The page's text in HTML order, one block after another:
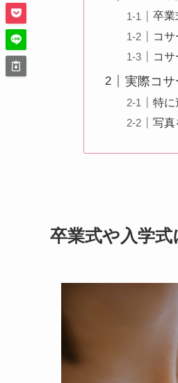
卒業
コ
コ
実際コ
特に
写真
卒業式や入学